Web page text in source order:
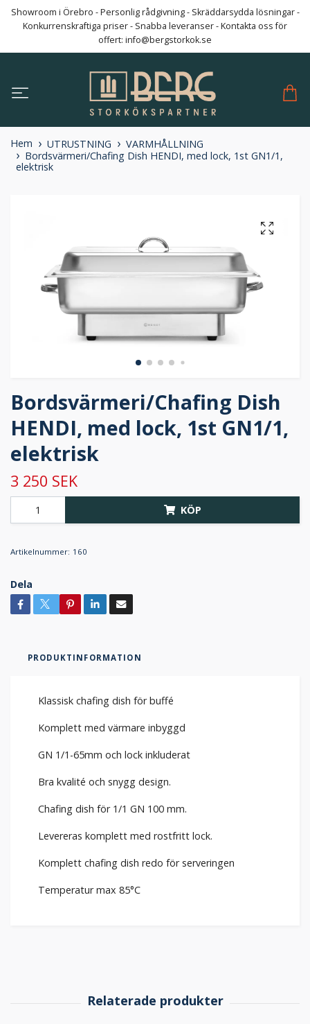
Showroom i Örebro - Personlig rådgivning - Skräddarsydda lösningar -
Konkurrenskraftiga priser - Snabba leveranser - Kontakta oss för
offert: info@bergstorkok.se
Hem UTRUSTNING
VARMHÅLLNING
Bordsvärmeri/Chafing Dish HENDI, med lock, 1st GN1/1,
elektrisk
Bordsvärmeri/Chafing Dish
HENDI, med lock, 1st GN1/1,
elektrisk
3 250 SEK
KÖP
Artikelnummer: 160
Dela
PRODUKTINFORMATION
Klassisk chafing dish för buffé
Komplett med värmare inbyggd
GN 1/1-65mm och lock inkluderat
Bra kvalité och snygg design.
Chafing dish för 1/1 GN 100 mm.
Levereras komplett med rostfritt lock.
Komplett chafing dish redo för serveringen
Temperatur max 85°C